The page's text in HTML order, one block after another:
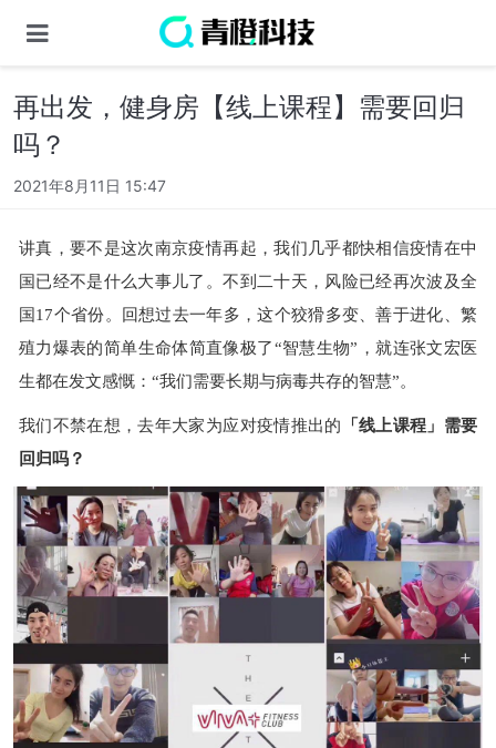
再出发，健身房【线上课程】需要回归
吗？
2021年8月11日 15:47
讲真，要不是这次南京疫情再起，我们几乎都快相信疫情在中
国已经不是什么大事儿了。不到二十天，风险已经再次波及全
国17个省份。回想过去一年多，这个狡猾多变、善于进化、繁
殖力爆表的简单生命体简直像极了“智慧生物”，就连张文宏医
生都在发文感慨：“我们需要长期与病毒共存的智慧”。
我们不禁在想，去年大家为应对疫情推出的 「线上课程」需要
回归吗？